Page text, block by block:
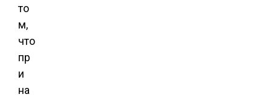
то
м,
что
пр
и
на